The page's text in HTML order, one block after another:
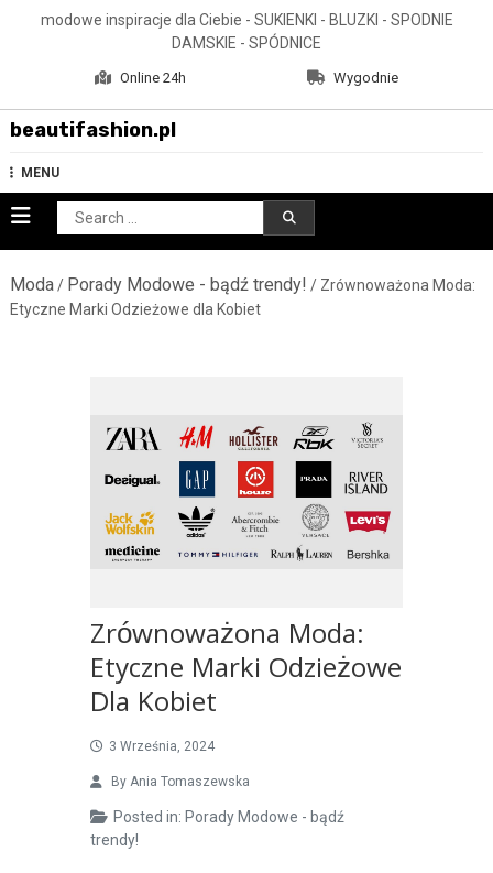
modowe inspiracje dla Ciebie - SUKIENKI - BLUZKI - SPODNIE
DAMSKIE - SPÓDNICE
Online 24h Wygodnie
beautifashion.pl
MENU
Search
for:
Moda/ Porady Modowe - bądź trendy! / Zrównoważona Moda:
Etyczne Marki Odzieżowe dla Kobiet
Zrównoważona Moda:
Etyczne Marki Odzieżowe
Dla Kobiet
3 Września, 2024
By Ania Tomaszewska
Posted in: Porady Modowe - bądź
trendy!